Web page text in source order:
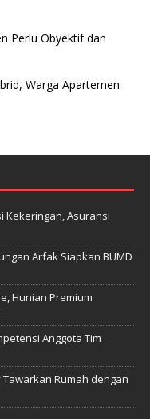
Perlu Obyektif dan
Warga Apartemen
Kekeringan, Asuransi
Arfak Siapkan BUMD
Hunian Premium
Anggota Tim
Rumah dengan